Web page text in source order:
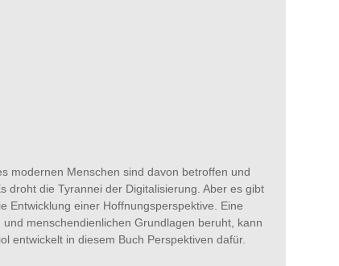
modernen Menschen sind davon betroffen und
droht die Tyrannei der Digitalisierung. Aber es gibt
Entwicklung einer Hoffnungsperspektive. Eine
menschendienlichen Grundlagen beruht, kann
entwickelt in diesem Buch Perspektiven dafür.